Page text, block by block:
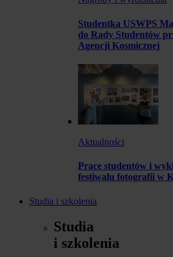
Studentka USWPS
do Rady Studentów
Agencji Kosmicznej
Aktualności
Prace studentów i
festiwalu fotografii w
Studia i szkolenia
Studia
i szkolenia